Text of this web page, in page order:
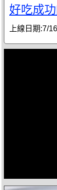
好吃成
上線日期:7/